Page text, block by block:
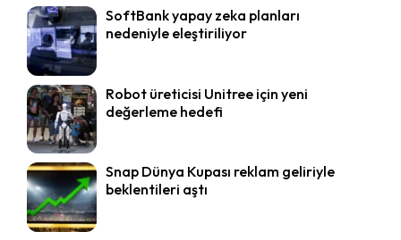
SoftBank yapay zeka planları
nedeniyle eleştiriliyor
Robot üreticisi Unitree için yeni
değerleme hedefi
Snap Dünya Kupası reklam geliriyle
beklentileri aştı